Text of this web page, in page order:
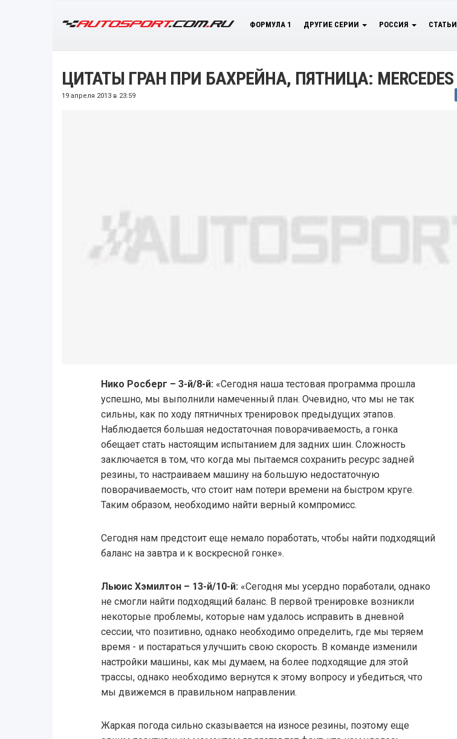
ФОРМУЛА 1 ДРУГИЕ СЕРИИ РОССИЯ СТАТЬИ
ЦИТАТЫ ГРАН ПРИ БАХРЕЙНА, ПЯТНИЦА: MERCEDES
19 апреля 2013 в 23:59
Нико Росберг – 3-й/8-й:«Сегодня наша тестовая программа прошла
успешно, мы выполнили намеченный план. Очевидно, что мы не так
сильны, как по ходу пятничных тренировок предыдущих этапов.
Наблюдается большая недостаточная поворачиваемость, а гонка
обещает стать настоящим испытанием для задних шин. Сложность
заключается в том, что когда мы пытаемся сохранить ресурс задней
резины, то настраиваем машину на большую недостаточную
поворачиваемость, что стоит нам потери времени на быстром круге.
Таким образом, необходимо найти верный компромисс.
Сегодня нам предстоит еще немало поработать, чтобы найти подходящий
баланс на завтра и к воскресной гонке».
Льюис Хэмилтон – 13-й/10-й:«Сегодня мы усердно поработали, однако
не смогли найти подходящий баланс. В первой тренировке возникли
некоторые проблемы, которые нам удалось исправить в дневной
сессии, что позитивно, однако необходимо определить, где мы теряем
время - и постараться улучшить свою скорость. В команде изменили
настройки машины, как мы думаем, на более подходящие для этой
трассы, однако необходимо вернутся к этому вопросу и убедиться, что
мы движемся в правильном направлении.
Жаркая погода сильно сказывается на износе резины, поэтому еще